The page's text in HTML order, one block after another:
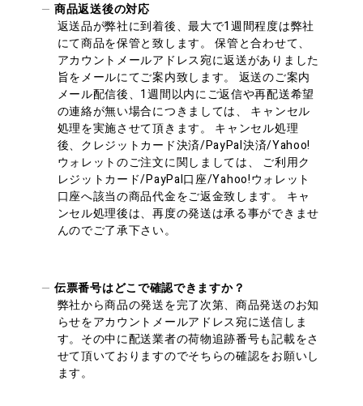
商品返送後の対応
返送品が弊社に到着後、最大で1週間程度は弊社
にて商品を保管と致します。 保管と合わせて、
アカウントメールアドレス宛に返送がありました
旨をメールにてご案内致します。 返送のご案内
メール配信後、1週間以内にご返信や再配送希望
の連絡が無い場合につきましては、 キャンセル
処理を実施させて頂きます。 キャンセル処理
後、クレジットカード決済/PayPal決済/Yahoo!
ウォレットのご注文に関しましては、 ご利用ク
レジットカード/PayPal口座/Yahoo!ウォレット
口座へ該当の商品代金をご返金致します。 キャ
ンセル処理後は、再度の発送は承る事ができませ
んのでご了承下さい。
伝票番号はどこで確認できますか？
弊社から商品の発送を完了次第、商品発送のお知
らせをアカウントメールアドレス宛に送信しま
す。その中に配送業者の荷物追跡番号も記載をさ
せて頂いておりますのでそちらの確認をお願いし
ます。